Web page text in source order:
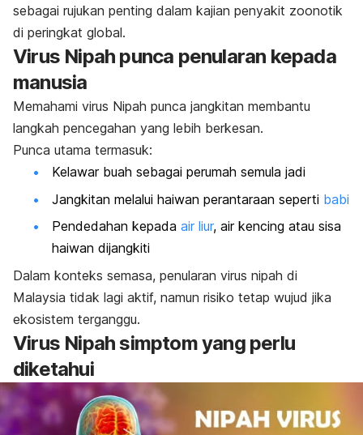
sebagai rujukan penting dalam kajian penyakit zoonotik
di peringkat global.
Virus Nipah punca penularan kepada
manusia
Memahami virus Nipah punca jangkitan membantu
langkah pencegahan yang lebih berkesan.
Punca utama termasuk:
Kelawar buah sebagai perumah semula jadi
Jangkitan melalui haiwan perantaraan seperti babi
Pendedahan kepada air liur, air kencing atau sisa
haiwan dijangkiti
Dalam konteks semasa, penularan virus nipah di
Malaysia tidak lagi aktif, namun risiko tetap wujud jika
ekosistem terganggu.
Virus Nipah simptom yang perlu
diketahui